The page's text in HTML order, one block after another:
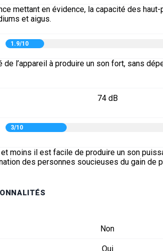
mettant en évidence, la capacité des haut-
et aigus.
1.9/10
l’appareil à produire un son fort, sans
74 dB
3/10
moins il est facile de produire un son
des personnes soucieuses du gain de
Non
Oui